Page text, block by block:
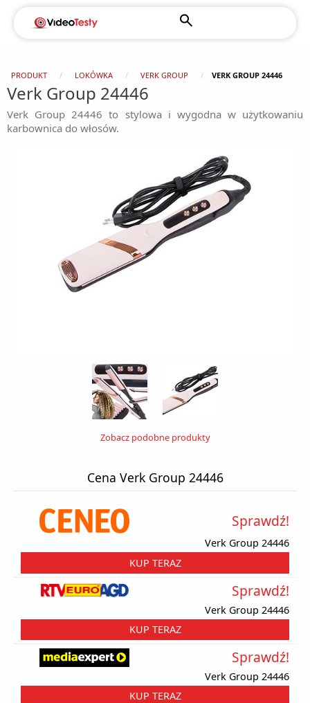
PRODUKT LOKÓWKA VERK GROUP VERK GROUP 24446
Verk Group 24446
Verk Group 24446 to stylowa i wygodna w użytkowaniu
karbownica do włosów.
Zobacz podobne produkty
Cena Verk Group 24446
Verk Group 24446
Sprawdź!
KUP TERAZ
Verk Group 24446
Sprawdź!
KUP TERAZ
Verk Group 24446
Sprawdź!
KUP TERAZ